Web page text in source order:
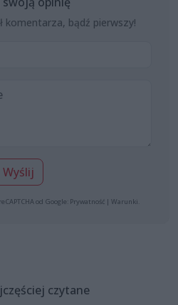
komentarza, bądź pierwszy!
Wyślij
od Google: Prywatność | Warunki
czytane